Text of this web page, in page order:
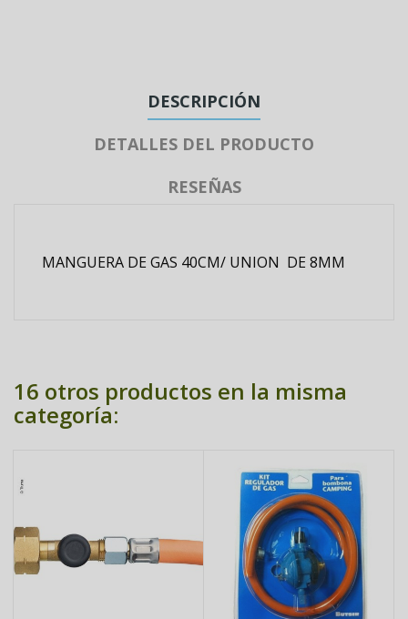
DESCRIPCIÓN
DETALLES DEL PRODUCTO
RESEÑAS
MANGUERA DE GAS 40CM/ UNION DE 8MM
16 otros productos en la misma
categoría: